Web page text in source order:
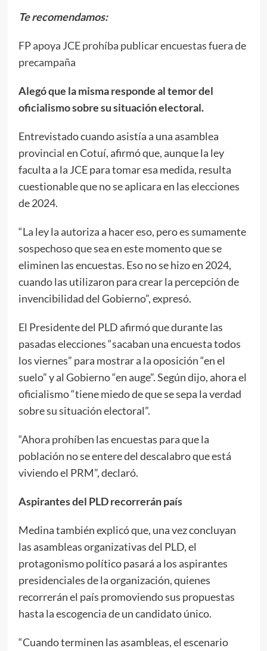
Te recomendamos:
FP apoya JCE prohíba publicar encuestas fuera de
precampaña
Alegó que la misma responde al temor del
oficialismo sobre su situación electoral.
Entrevistado cuando asistía a una asamblea
provincial en Cotuí, afirmó que, aunque la ley
faculta a la JCE para tomar esa medida, resulta
cuestionable que no se aplicara en las elecciones
de 2024.
“La ley la autoriza a hacer eso, pero es sumamente
sospechoso que sea en este momento que se
eliminen las encuestas. Eso no se hizo en 2024,
cuando las utilizaron para crear la percepción de
invencibilidad del Gobierno”, expresó.
El Presidente del PLD afirmó que durante las
pasadas elecciones “sacaban una encuesta todos
los viernes” para mostrar a la oposición “en el
suelo” y al Gobierno “en auge”. Según dijo, ahora el
oficialismo “tiene miedo de que se sepa la verdad
sobre su situación electoral”.
“Ahora prohíben las encuestas para que la
población no se entere del descalabro que está
viviendo el PRM”, declaró.
Aspirantes del PLD recorrerán país
Medina también explicó que, una vez concluyan
las asambleas organizativas del PLD, el
protagonismo político pasará a los aspirantes
presidenciales de la organización, quienes
recorrerán el país promoviendo sus propuestas
hasta la escogencia de un candidato único.
“Cuando terminen las asambleas, el escenario